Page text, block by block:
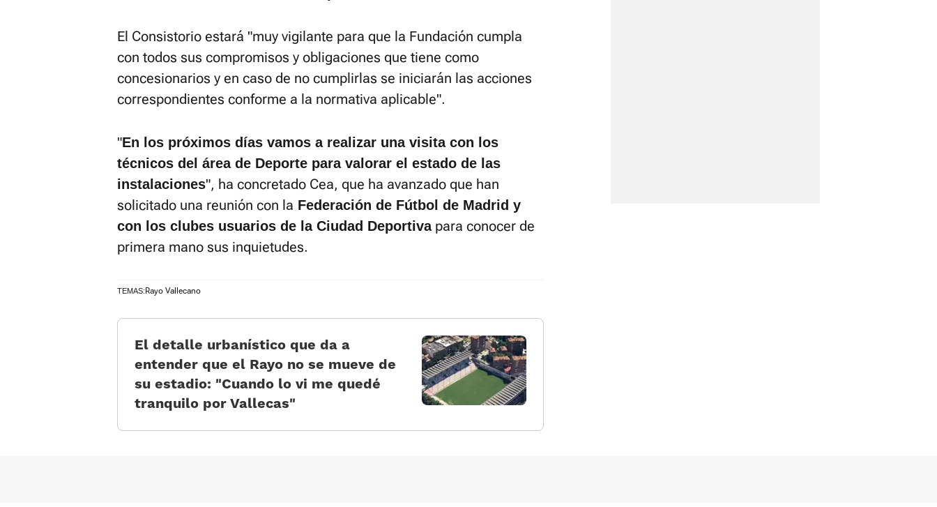
El Consistorio estará "muy vigilante para que la Fundación cumpla
con todos sus compromisos y obligaciones que tiene como
concesionarios y en caso de no cumplirlas se iniciarán las acciones
correspondientes conforme a la normativa aplicable".
"En los próximos días vamos a realizar una visita con los
técnicos del área de Deporte para valorar el estado de las
instalaciones", ha concretado Cea, que ha avanzado que han
solicitado una reunión con la Federación de Fútbol de Madrid y
con los clubes usuarios de la Ciudad Deportivapara conocer de
primera mano sus inquietudes.
TEMAS: Rayo Vallecano
El detalle urbanístico que da a
entender que el Rayo no se mueve de
su estadio: «Cuando lo vi me quedé
tranquilo por Vallecas»